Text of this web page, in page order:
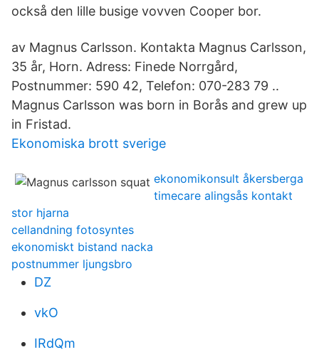
också den lille busige vovven Cooper bor.
av Magnus Carlsson. Kontakta Magnus Carlsson,
35 år, Horn. Adress: Finede Norrgård,
Postnummer: 590 42, Telefon: 070-283 79 ..
Magnus Carlsson was born in Borås and grew up
in Fristad.
Ekonomiska brott sverige
ekonomikonsult åkersberga
timecare alingsås kontakt
stor hjarna
cellandning fotosyntes
ekonomiskt bistand nacka
postnummer ljungsbro
DZ
vkO
IRdQm